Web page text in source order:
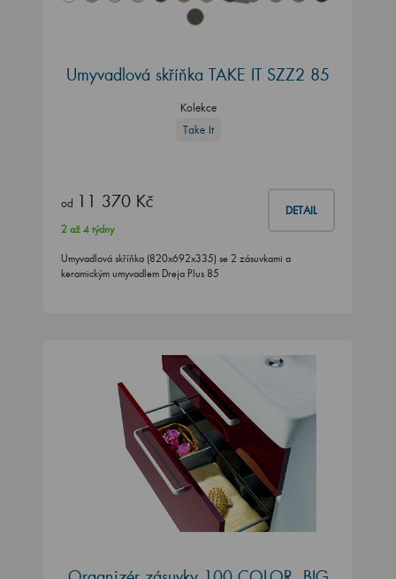
Umyvadlová skříňka TAKE IT SZZ2 85
Kolekce
Take It
od 11 370 Kč DETAIL
2 až 4 týdny
Umyvadlová skříňka (820x692x335) se 2 zásuvkami a
keramickým umyvadlem Dreja Plus 85